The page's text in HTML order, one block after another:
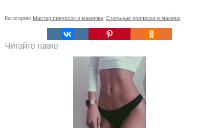
Категории: Мастер причесок и макияжа, Стильные прически и макияж
Читайте также